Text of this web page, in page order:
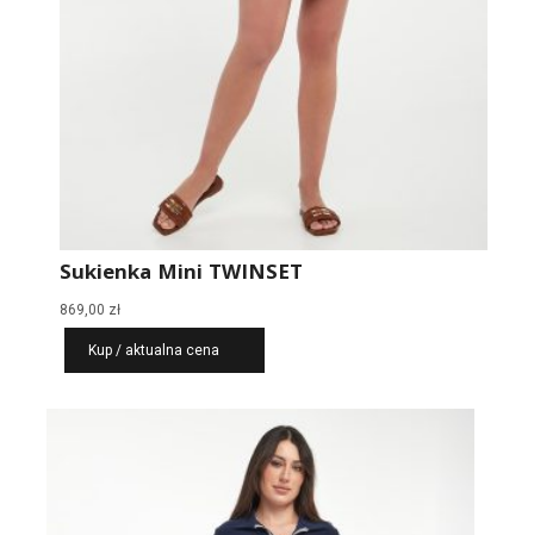
Sukienka Mini TWINSET
869,00 zł
Kup / aktualna cena